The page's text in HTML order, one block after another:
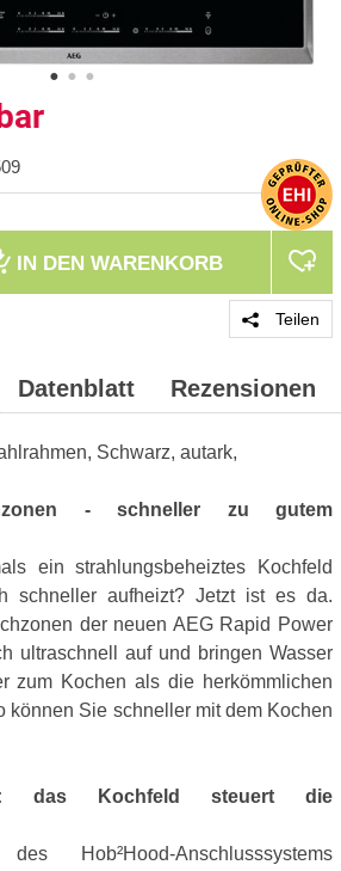
IN DEN WARENKORB
Teilen
Datenblatt Rezensionen
Schwarz, autark,
- schneller zu gutem
ein strahlungsbeheiztes Kochfeld
schneller aufheizt? Jetzt ist es da.
der neuen AEG Rapid Power
ultraschnell auf und bringen Wasser
zum Kochen als die herkömmlichen
können Sie schneller mit dem Kochen
das Kochfeld steuert die
Hob²Hood-Anschlusssystems